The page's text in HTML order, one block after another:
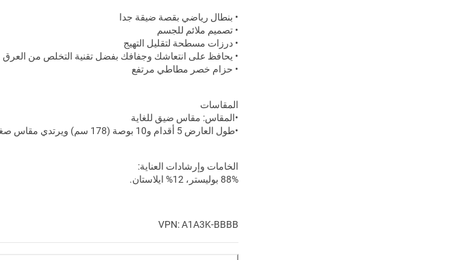
• بنطال رياضي بقصة ضيقة جدا
• تصميم ملائم للجسم
• درزات مسطحة لتقليل التهيج
• يحافظ على انتعاشك وجفافك بفضل تقنية التخلص من العرق
• حزام خصر مطاطي مرتفع
المقاسات
•المقاس: مقاس ضيق للغاية
•طول العارض 5 أقدام و10 بوصة (178 سم) ويرتدي مقاس صغير S
الخامات وإرشادات العناية:
88% بوليستر، 12% ايلاستان.
VPN: A1A3K-BBBB